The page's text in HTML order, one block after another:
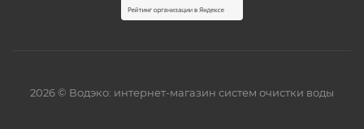
2026 © Водэко: интернет-магазин систем очистки воды